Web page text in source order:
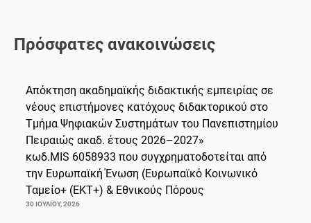
Πρόσφατες ανακοινώσεις
Απόκτηση ακαδημαϊκής διδακτικής εμπειρίας σε
νέους επιστήμονες κατόχους διδακτορικού στο
Τμήμα Ψηφιακών Συστημάτων του Πανεπιστημίου
Πειραιώς ακαδ. έτους 2026–2027»
κωδ.MIS 6058933 που συγχρηματοδοτείται από
την Ευρωπαϊκή Ένωση (Ευρωπαϊκό Κοινωνικό
Ταμείο+ (ΕΚΤ+) & Εθνικούς Πόρους
30 ΙΟΥΛΊΟΥ, 2026